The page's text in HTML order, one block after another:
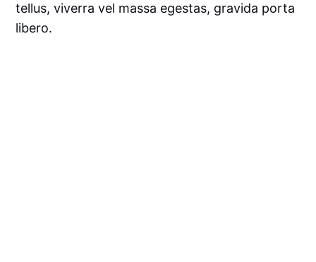
tellus, viverra vel massa egestas, gravida porta
libero.